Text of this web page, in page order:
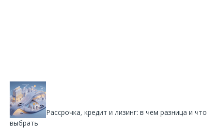
Рассрочка, кредит и лизинг: в чем разница и что
выбрать